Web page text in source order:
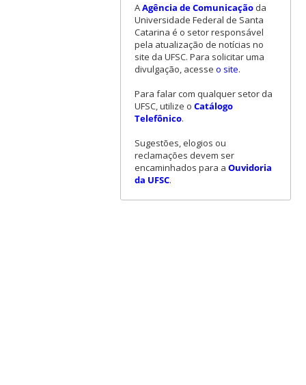
AAgência de Comunicaçãoda
Universidade Federal de Santa
Catarina é o setor responsável
pela atualização de notícias no
site da UFSC. Para solicitar uma
divulgação, acesse o site.
Para falar com qualquer setor da
UFSC, utilize o Catálogo
Telefônico.
Sugestões, elogios ou
reclamações devem ser
encaminhados para a Ouvidoria
da UFSC.